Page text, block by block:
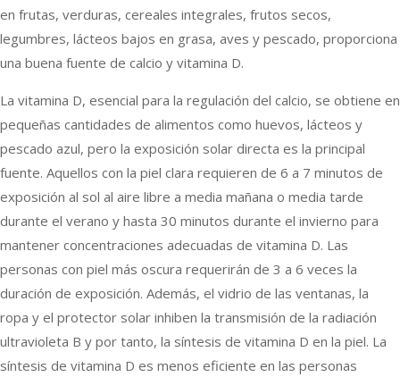
en frutas, verduras, cereales integrales, frutos secos,
legumbres, lácteos bajos en grasa, aves y pescado, proporciona
una buena fuente de calcio y vitamina D.
La vitamina D, esencial para la regulación del calcio, se obtiene en
pequeñas cantidades de alimentos como huevos, lácteos y
pescado azul, pero la exposición solar directa es la principal
fuente. Aquellos con la piel clara requieren de 6 a 7 minutos de
exposición al sol al aire libre a media mañana o media tarde
durante el verano y hasta 30 minutos durante el invierno para
mantener concentraciones adecuadas de vitamina D. Las
personas con piel más oscura requerirán de 3 a 6 veces la
duración de exposición. Además, el vidrio de las ventanas, la
ropa y el protector solar inhiben la transmisión de la radiación
ultravioleta B y por tanto, la síntesis de vitamina D en la piel. La
síntesis de vitamina D es menos eficiente en las personas